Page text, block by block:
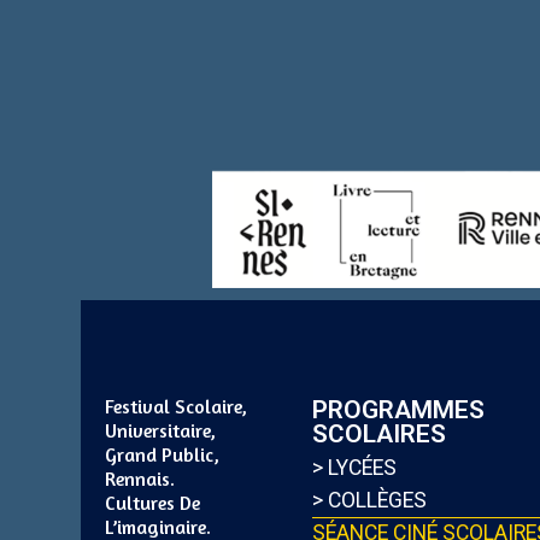
Festival Scolaire,
Universitaire,
Grand Public,
Rennais.
Cultures De
L’imaginaire.
PROGRAMMES
SCOLAIRES
> LYCÉES
> COLLÈGES
SÉANCE CINÉ